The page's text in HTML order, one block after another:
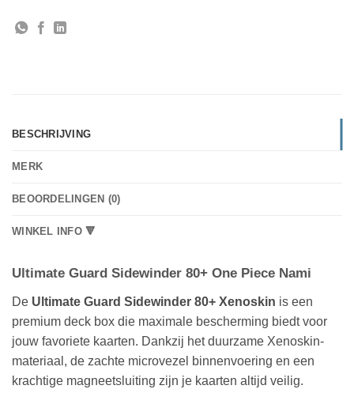
BESCHRIJVING
MERK
BEOORDELINGEN (0)
WINKEL INFO 🔻
Ultimate Guard Sidewinder 80+ One Piece Nami
De Ultimate Guard Sidewinder 80+ Xenoskin is een
premium deck box die maximale bescherming biedt voor
jouw favoriete kaarten. Dankzij het duurzame Xenoskin-
materiaal, de zachte microvezel binnenvoering en een
krachtige magneetsluiting zijn je kaarten altijd veilig.